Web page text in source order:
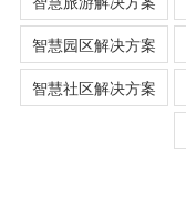
智慧园区解决方案
智慧社区解决方案